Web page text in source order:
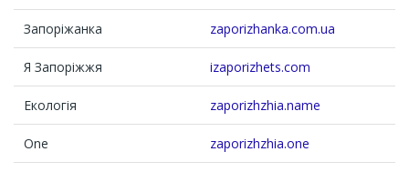
Запоріжанка zaporizhanka.com.ua
Я Запоріжжя izaporizhets.com
Екологія zaporizhzhia.name
One zaporizhzhia.one